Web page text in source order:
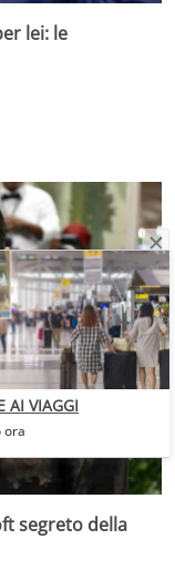
lei: le
segreto della
AI VIAGGI
ora